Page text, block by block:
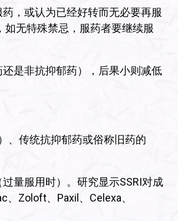
，或认为已经好转而无必要再服
无特殊禁忌，服药者要继续服
是非抗抑郁药），后果小则减低
、传统抗抑郁药或俗称旧药的
量服用时）。研究显示SSRI对成
Zoloft、Paxil、Celexa、